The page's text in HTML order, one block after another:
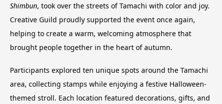
Shimbun, took over the streets of Tamachi with color and joy.
Creative Guild proudly supported the event once again,
helping to create a warm, welcoming atmosphere that
brought people together in the heart of autumn.
Participants explored ten unique spots around the Tamachi
area, collecting stamps while enjoying a festive Halloween-
themed stroll. Each location featured decorations, gifts, and